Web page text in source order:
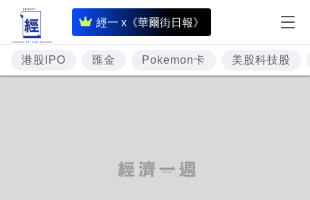
經一 x《華爾街日報》
即
時
財
經
港股IPO 匯金 Pokemon卡 美股科技股